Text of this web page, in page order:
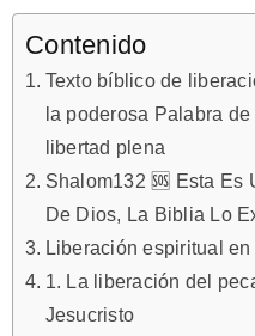
Contenido
Texto bíblico de
la poderosa Palabra
libertad plena
Shalom132 🆘 Esta Es
De Dios, La Biblia Lo
Liberación espiritual
1. La liberación del
Jesucristo